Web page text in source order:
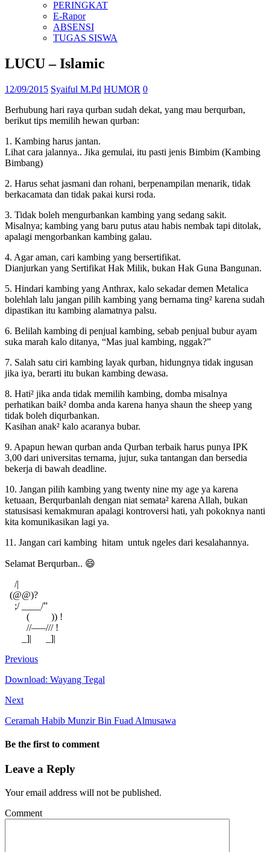
PERINGKAT
E-Rapor
ABSENSI
TUGAS SISWA
LUCU – Islamic
12/09/2015 Syaiful M.Pd HUMOR 0
Berhubung hari raya qurban sudah dekat, yang mau berqurban,
berikut tips memilih hewan qurban:
1. Kambing harus jantan.
Lihat cara jalannya.. Jika gemulai, itu pasti jenis Bimbim (Kambing
Bimbang)
2. Harus sehat jasmani dan rohani, berpenampilan menarik, tidak
berkacamata dan tidak pakai kursi roda.
3. Tidak boleh mengurbankan kambing yang sedang sakit.
Misalnya; kambing yang baru putus atau habis nembak tapi ditolak,
apalagi mengorbankan kambing galau.
4. Agar aman, cari kambing yang bersertifikat.
Dianjurkan yang Sertifikat Hak Milik, bukan Hak Guna Bangunan.
5. Hindari kambing yang Anthrax, kalo sekadar demen Metalica
bolehlah lalu jangan pilih kambing yang bernama ting² karena sudah
dipastikan itu kambing alamatnya palsu.
6. Belilah kambing di penjual kambing, sebab penjual bubur ayam
suka marah kalo ditanya, “Mas jual kambing, nggak?”
7. Salah satu ciri kambing layak qurban, hidungnya tidak ingusan
jika iya, berarti itu bukan kambing dewasa.
8. Hati² jika anda tidak memilih kambing, domba misalnya
perhatikan baik² domba anda karena hanya shaun the sheep yang
tidak boleh diqurbankan.
Kasihan anak² kalo acaranya bubar.
9. Apapun hewan qurban anda Qurban terbaik harus punya IPK
3,00 dari universitas ternama, jujur, suka tantangan dan bersedia
bekerja di bawah deadline.
10. Jangan pilih kambing yang twenty nine my age ya karena
ketuaan, Berqurbanlah dengan niat semata² karena Allah, bukan
statusisasi kemakmuran apalagi kontroversi hati, yah pokoknya nanti
kita komunikasikan lagi ya.
11. Jangan cari kambing hitam untuk ngeles dari kesalahannya.
Selamat Berqurban.. 😄
/|
(@@)?
;/ ____/”
( )) !
//—–/// !
_]| _]|
Previous
Download: Wayang Tegal
Next
Ceramah Habib Munzir Bin Fuad Almusawa
Be the first to comment
Leave a Reply
Your email address will not be published.
Comment